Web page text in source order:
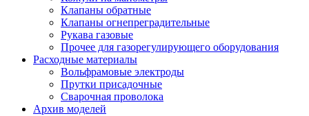
Клапаны обратные
Клапаны огнепреградительные
Рукава газовые
Прочее для газорегулирующего оборудования
Расходные материалы
Вольфрамовые электроды
Прутки присадочные
Сварочная проволока
Архив моделей